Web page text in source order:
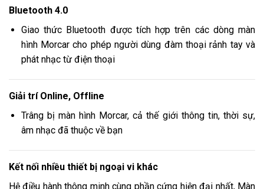
Bluetooth 4.0
Giao thức Bluetooth được tích hợp trên các dòng màn
hình Morcar cho phép người dùng đàm thoại rảnh tay và
phát nhạc từ điện thoại
Giải trí Online, Offline
Trâng bị màn hình Morcar, cả thế giới thông tin, thời sự,
âm nhạc đã thuộc về bạn
Kết nối nhiều thiết bị ngoại vi khác
Hệ điều hành thông minh cùng phần cứng hiện đại nhất, Màn